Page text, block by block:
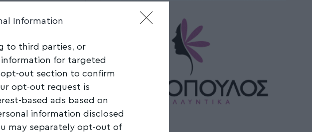
Information
to third parties, or
for targeted
out section to confirm
opt-out request is
based ads based on
information disclosed
may separately opt-out of